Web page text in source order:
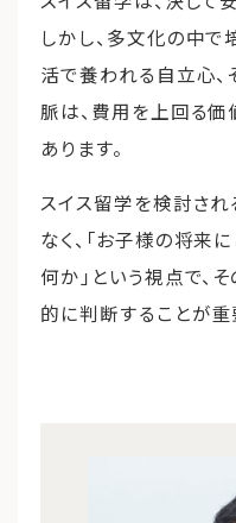
しかし、多文化の中
活で養われる自立心、
脈は、費用を上回る
あります。
スイス留学を検討され
なく、「お子様の将来
何か」という視点で、
的に判断することが重